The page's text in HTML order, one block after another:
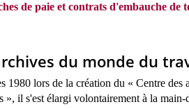
de paie et contrats d'embauche de
du monde du
1980 lors de la création du « Centre
il s'est élargi volontairement à la